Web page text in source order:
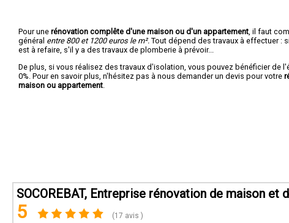
Pour une rénovation complête d'une maison ou d'un appartement , il faut
général entre 800 et 1200 euros le m². Tout dépend des travaux à effectuer :
est à refaire, s'il y a des travaux de plomberie à prévoir...
De plus, si vous réalisez des travaux d'isolation, vous pouvez bénéficier de
0%. Pour en savoir plus, n'hésitez pas à nous demander un devis pour votre
maison ou appartement
SOCOREBAT, Entreprise rénovation de maison et
5 (17 avis )